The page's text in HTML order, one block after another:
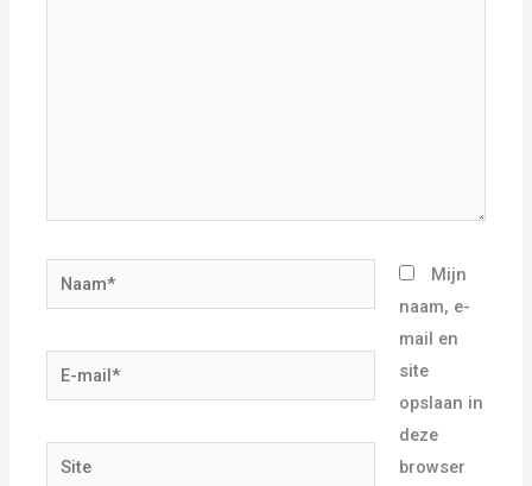
Naam*
E-
mail*
Site
Mijn
naam, e-
mail en
site
opslaan in
deze
browser